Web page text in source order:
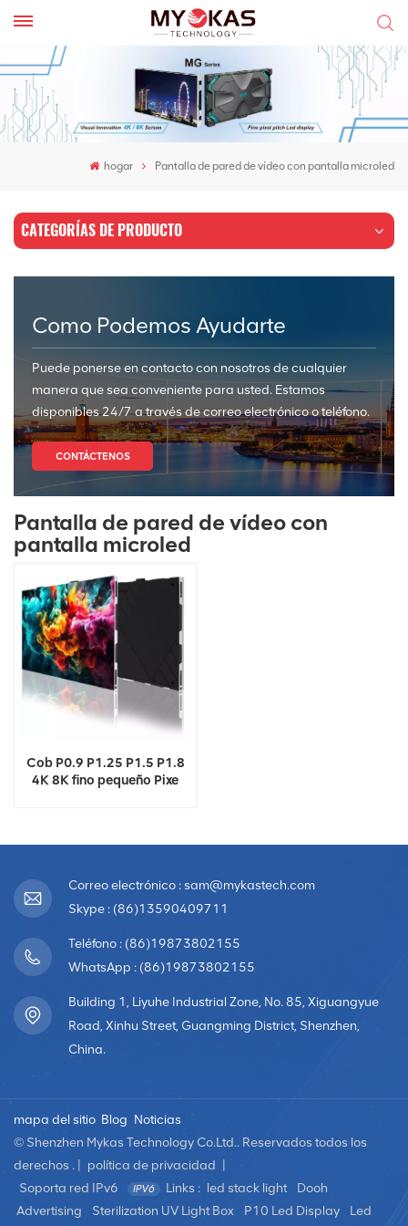
hogar Pantalla de pared de vídeo con pantalla microled
CATEGORÍAS DE PRODUCTO
Como Podemos Ayudarte
Puede ponerse en contacto con nosotros de cualquier
manera que sea conveniente para usted. Estamos
disponibles 24/7 a través de correo electrónico o teléfono.
CONTÁCTENOS
Pantalla de pared de vídeo con
pantalla microled
Cob P0.9 P1.25 P1.5 P1.8
4K 8K fino pequeño Pixe
Correo electrónico : sam@mykastech.com
Skype : (86)13590409711
Teléfono : (86)19873802155
WhatsApp : (86)19873802155
Building 1, Liyuhe Industrial Zone, No. 85, Xiguangyue
Road, Xinhu Street, Guangming District, Shenzhen,
China.
mapa del sitio Blog Noticias
© Shenzhen Mykas Technology Co.Ltd.. Reservados todos los
derechos . |
política de privacidad
Soporta red IPv6
Links : led stack light
Dooh
Advertising
Sterilization UV Light Box P10 Led Display
Led